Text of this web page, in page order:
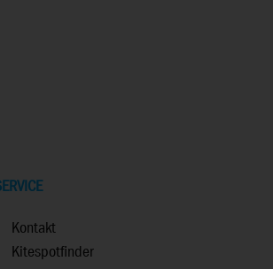
Kontakt
Kitespotfinder